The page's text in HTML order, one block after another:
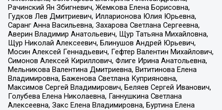
Рачинский Ян Збигневич, Жемкова Елена Борисовна,
Гудков Лев Дмитриевич, Илларионова Юлия Юрьевна,
Саранг Анна Васильевна, Захарова Светлана Сергеевна,
Аверин Владимир Анатольевич, Щур Татьяна Михайловна,
Щур Николай Алексеевич, Блинушов Андрей Юрьевич,
Мосин Алексей Геннадьевич, Гефтер Валентин Михайлович,
Симонов Алексей Кириллович, Флиге Ирина Анатольевна,
Мельникова Валентина Дмитриевна, Вититинова Елена
Владимировна, Баженова Светлана Куприяновна,
Максимов Сергей Владимирович, Беляев Сергей Иванович,
Голубева Елена Николаевна, Ганнушкина Светлана
Алексеевна, Закс Елена Владимировна, Буртина Елена